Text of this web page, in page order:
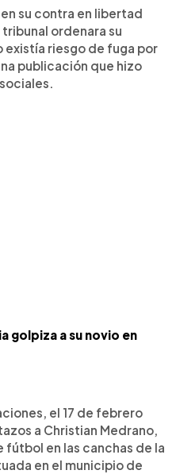
su contra en libertad
ordenara su
existía riesgo de fuga por
publicación que hizo
golpiza a su novio en
el 17 de febrero
a Christian Medrano,
fútbol en las canchas de la
en el municipio de